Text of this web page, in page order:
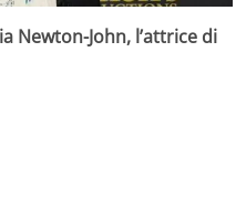
Newton-John, l’attrice di